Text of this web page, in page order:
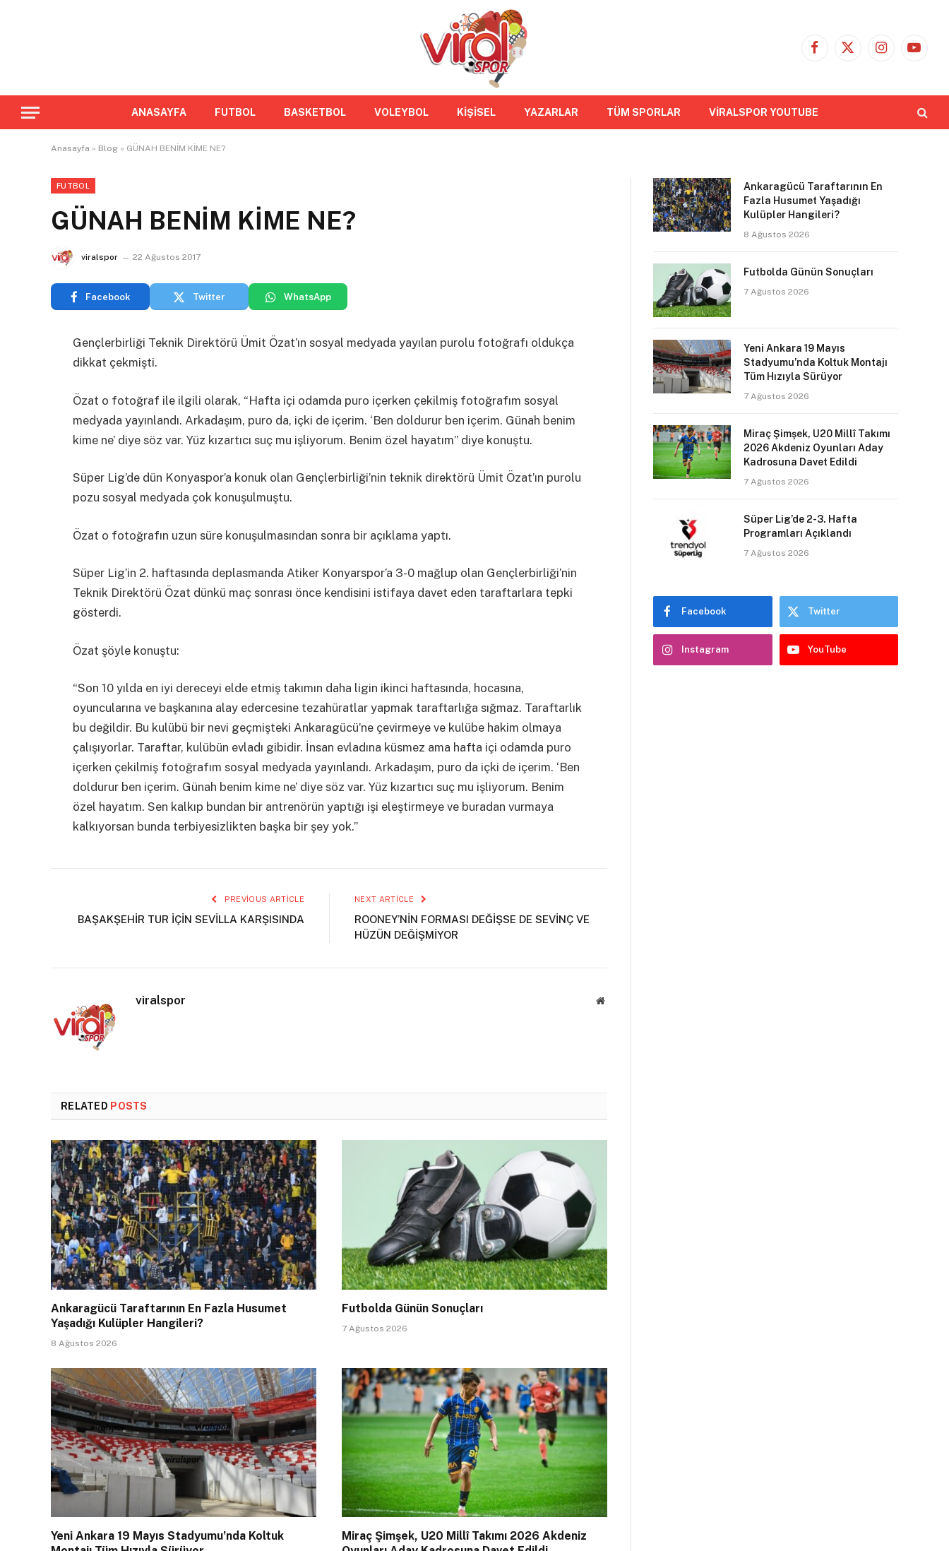
Facebook
X
Instagram
ANASAYFA FUTBOL BASKETBOL VOLEYBOL KİŞİSEL YAZARLAR TÜM SPORLAR VİRALSPOR YOUTUBE
Anasayfa » Blog » GÜNAH BENİM KİME NE?
FUTBOL
GÜNAH BENİM KİME NE?
viralspor 22 Ağustos 2017
Facebook Twitter WhatsApp
Gençlerbirliği Teknik Direktörü Ümit Özat’ın sosyal medyada yayılan purolu fotoğrafı oldukça
dikkat çekmişti.
Özat o fotoğraf ile ilgili olarak, “Hafta içi odamda puro içerken çekilmiş fotoğrafım sosyal
medyada yayınlandı. Arkadaşım, puro da, içki de içerim. ‘Ben doldurur ben içerim. Günah benim
kime ne’ diye söz var. Yüz kızartıcı suç mu işliyorum. Benim özel hayatım” diye konuştu.
Süper Lig’de dün Konyaspor’a konuk olan Gençlerbirliği’nin teknik direktörü Ümit Özat’ın purolu
pozu sosyal medyada çok konuşulmuştu.
Özat o fotoğrafın uzun süre konuşulmasından sonra bir açıklama yaptı.
Süper Lig’in 2. haftasında deplasmanda Atiker Konyarspor’a 3-0 mağlup olan Gençlerbirliği’nin
Teknik Direktörü Özat dünkü maç sonrası önce kendisini istifaya davet eden taraftarlara tepki
gösterdi.
Özat şöyle konuştu:
“Son 10 yılda en iyi dereceyi elde etmiş takımın daha ligin ikinci haftasında, hocasına,
oyuncularına ve başkanına alay edercesine tezahüratlar yapmak taraftarlığa sığmaz. Taraftarlık
bu değildir. Bu kulübü bir nevi geçmişteki Ankaragücü’ne çevirmeye ve kulübe hakim olmaya
çalışıyorlar. Taraftar, kulübün evladı gibidir. İnsan evladına küsmez ama hafta içi odamda puro
içerken çekilmiş fotoğrafım sosyal medyada yayınlandı. Arkadaşım, puro da içki de içerim. ‘Ben
doldurur ben içerim. Günah benim kime ne’ diye söz var. Yüz kızartıcı suç mu işliyorum. Benim
özel hayatım. Sen kalkıp bundan bir antrenörün yaptığı işi eleştirmeye ve buradan vurmaya
kalkıyorsan bunda terbiyesizlikten başka bir şey yok.”
PREVIOUS ARTICLE
BAŞAKŞEHİR TUR İÇİN SEVİLLA KARŞISINDA
NEXT ARTICLE
ROONEY’NİN FORMASI DEĞİŞSE DE SEVİNÇ VE
HÜZÜN DEĞİŞMİYOR
viralspor Website
RELATED POSTS
Ankaragücü Taraftarının En Fazla Husumet
Yaşadığı Kulüpler Hangileri?
8 Ağustos 2026
Futbolda Günün Sonuçları
7 Ağustos 2026
Yeni Ankara 19 Mayıs Stadyumu’nda Koltuk
Miraç Şimşek, U20 Millî Takımı 2026 Akdeniz
Ankaragücü Taraftarının En
Fazla Husumet Yaşadığı
Kulüpler Hangileri?
8 Ağustos 2026
Futbolda Günün Sonuçları
7 Ağustos 2026
Yeni Ankara 19 Mayıs
Stadyumu’nda Koltuk Montajı
Tüm Hızıyla Sürüyor
7 Ağustos 2026
Miraç Şimşek, U20 Millî Takımı
2026 Akdeniz Oyunları Aday
Kadrosuna Davet Edildi
7 Ağustos 2026
Süper Lig’de 2-3. Hafta
Programları Açıklandı
7 Ağustos 2026
Facebook Twitter
Instagram YouTube